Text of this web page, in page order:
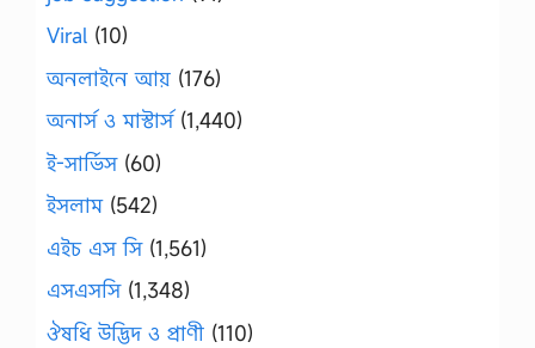
Viral (10)
অনলাইনে আয় (176)
অনার্স ও মাস্টার্স(1,440)
ই-সার্ভিস(60)
ইসলাম(542)
এইচ এস সি(1,561)
এসএসসি(1,348)
ঔষধি উদ্ভিদ ও প্রাণী (110)